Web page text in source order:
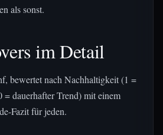
als sonst.
im Detail
bewertet nach Nachhaltigkeit (1 =
= dauerhafter Trend) mit einem
Fazit für jeden.